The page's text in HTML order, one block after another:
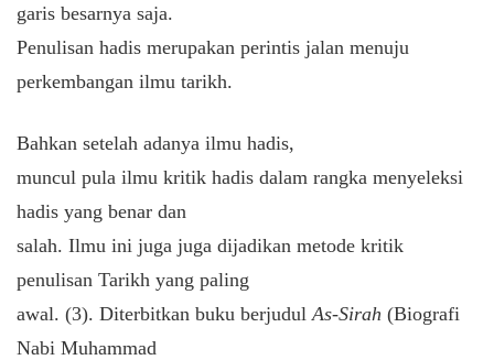
garis besarnya saja.
Penulisan hadis merupakan perintis jalan menuju
perkembangan ilmu tarikh.
Bahkan setelah adanya ilmu hadis,
muncul pula ilmu kritik hadis dalam rangka menyeleksi
hadis yang benar dan
salah. Ilmu ini juga juga dijadikan metode kritik
penulisan Tarikh yang paling
awal. (3). Diterbitkan buku berjudul As-Sirah (Biografi
Nabi Muhammad